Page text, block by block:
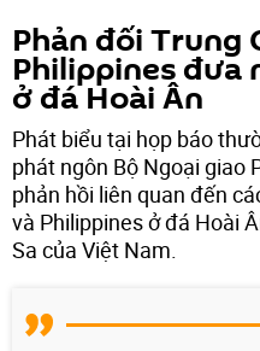
Phản đối Trung
Philippines đưa
ở đá Hoài Ân
Phát biểu tại họp báo
phát ngôn Bộ Ngoại giao
phản hồi liên quan đến
và Philippines ở đá Hoài
Sa của Việt Nam.